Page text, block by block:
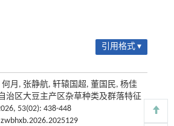
引用格式 ▾
月, 张静航, 轩辕国超, 董国民, 杨佳
治区大豆主产区杂草种类及群落特征
53(02): 438-448